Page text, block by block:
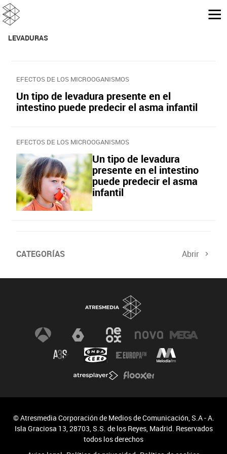
LEVADURAS
EFECTOS DE LOS MICROOGANISMOS
Un tipo de levadura presente en el
intestino puede predecir el asma infantil
EFECTOS DE LOS MICROOGANISMOS
Un tipo de levadura
presente en el intestino
puede predecir el asma
infantil
CATEGORÍAS Abrir
© Atresmedia Corporación de Medios de Comunicación, S.A - A.
Isla Graciosa 13, 28703, S.S. de los Reyes, Madrid. Reservados
todos los derechos